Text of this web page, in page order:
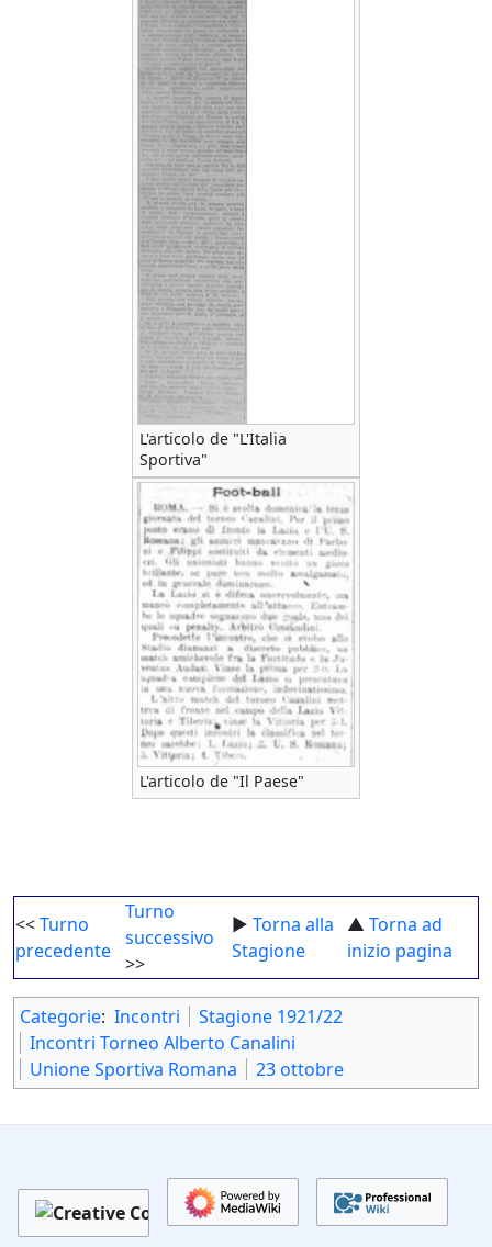
L'articolo de "L'Italia
Sportiva"
L'articolo de "Il Paese"
<<Turno
precedente
Turno
successivo
>>
► Torna alla
Stagione
▲ Torna ad
inizio pagina
Categorie: Incontri
Stagione 1921/22
Incontri Torneo Alberto Canalini
Unione Sportiva Romana
23 ottobre